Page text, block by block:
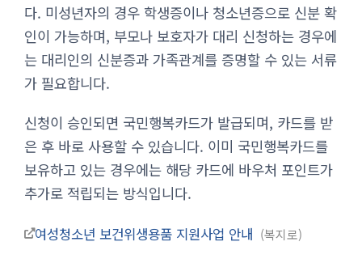
다. 미성년자의 경우 학생증이나 청소년증으로 신분 확
인이 가능하며, 부모나 보호자가 대리 신청하는 경우에
는 대리인의 신분증과 가족관계를 증명할 수 있는 서류
가 필요합니다.
신청이 승인되면 국민행복카드가 발급되며, 카드를 받
은 후 바로 사용할 수 있습니다. 이미 국민행복카드를
보유하고 있는 경우에는 해당 카드에 바우처 포인트가
추가로 적립되는 방식입니다.
여성청소년 보건위생용품 지원사업 안내 복지로